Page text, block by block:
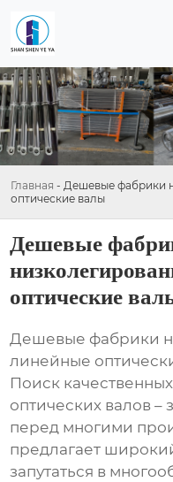
Главная - Дешевые фабрики
оптические валы
Дешевые
оптические
Дешевые фабрики
линейные
Поиск
оптических валов –
перед многими
предлагает
запутаться в